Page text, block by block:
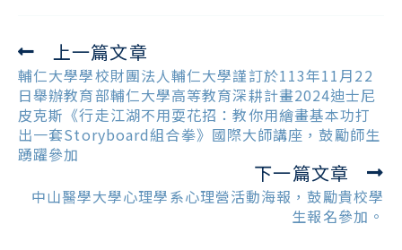
Read
more
articles
上一篇文章
輔仁大學學校財團法人輔仁大學謹訂於113年11月22
日舉辦教育部輔仁大學高等教育深耕計畫2024迪士尼
皮克斯《行走江湖不用耍花招：教你用繪畫基本功打
出一套Storyboard組合拳》國際大師講座，鼓勵師生
踴躍參加
下一篇文章
中山醫學大學心理學系心理營活動海報，鼓勵貴校學
生報名參加。